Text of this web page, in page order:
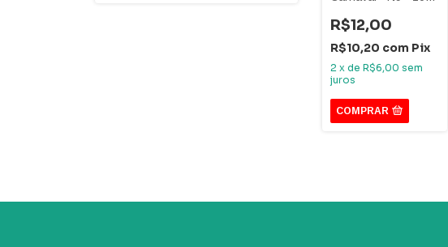
R$12,00
R$10,20 com Pix
2 x de R$6,00 sem
juros
COMPRAR